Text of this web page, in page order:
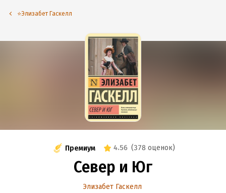
⭐️Элизабет Гаскелл
Премиум 4.56 (378 оценок)
Север и Юг
Элизабет Гаскелл